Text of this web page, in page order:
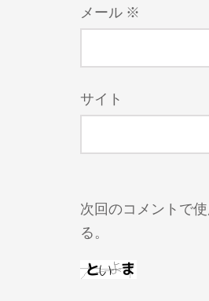
メール ※
サイト
次回のコメントで
る。